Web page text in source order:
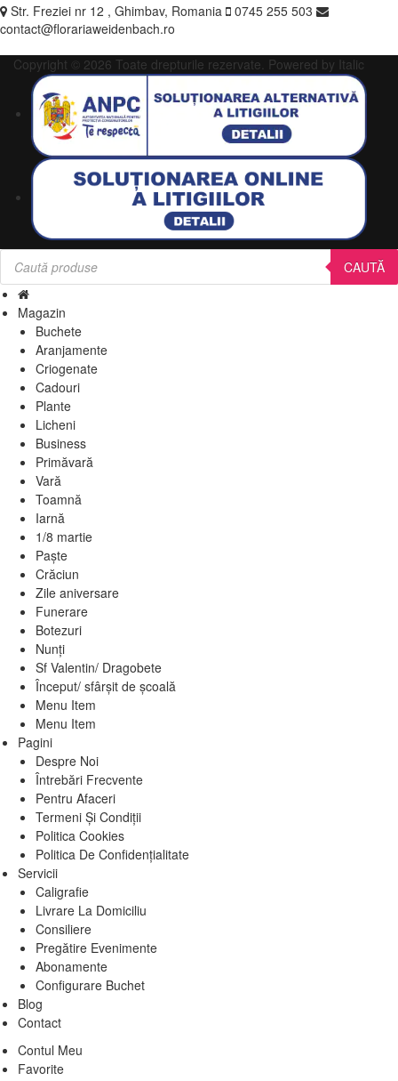
Str. Freziei nr 12 , Ghimbav, Romania
0745 255 503
contact@florariaweidenbach.ro
Copyright © 2026 Toate drepturile rezervate. Powered by Italic
Products
search CAUTĂ
Magazin
Buchete
Aranjamente
Criogenate
Cadouri
Plante
Licheni
Business
Primăvară
Vară
Toamnă
Iarnă
1/8 martie
Paște
Crăciun
Zile aniversare
Funerare
Botezuri
Nunți
Sf Valentin/ Dragobete
Început/ sfârșit de școală
Menu Item
Menu Item
Pagini
Despre Noi
Întrebări Frecvente
Pentru Afaceri
Termeni Și Condiții
Politica Cookies
Politica De Confidențialitate
Servicii
Caligrafie
Livrare La Domiciliu
Consiliere
Pregătire Evenimente
Abonamente
Configurare Buchet
Blog
Contact
Contul Meu
Favorite